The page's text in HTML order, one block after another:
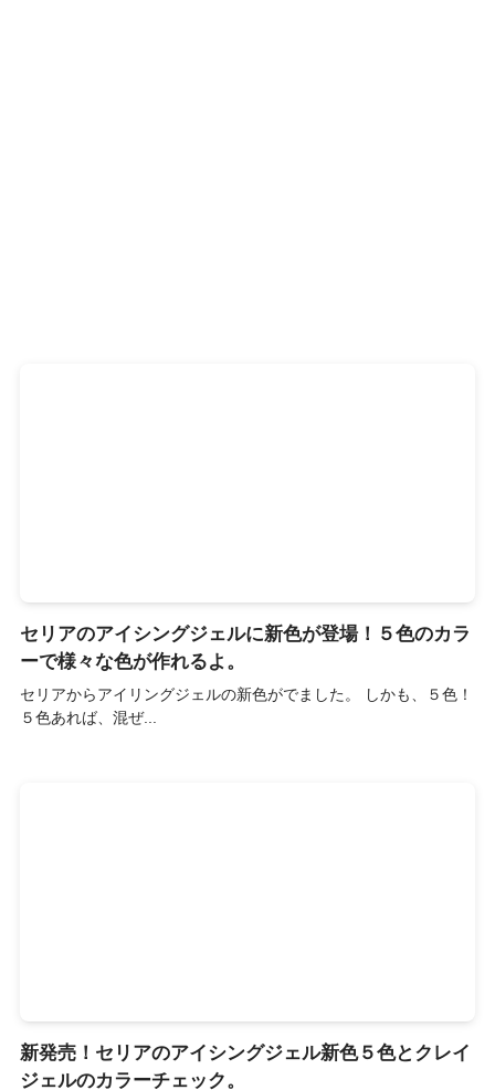
セリアのアイシングジェルに新色が登場！５色のカラ
ーで様々な色が作れるよ。
セリアからアイリングジェルの新色がでました。 しかも、５色！
５色あれば、混ぜ...
新発売！セリアのアイシングジェル新色５色とクレイ
ジェルのカラーチェック。